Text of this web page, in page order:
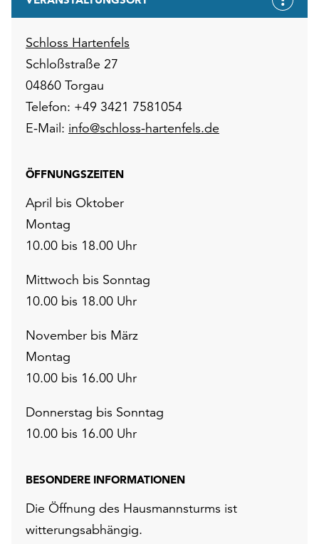
Schloss Hartenfels
Schloßstraße 27
04860 Torgau
Telefon: +49 3421 7581054
E-Mail: info@schloss-hartenfels.de
ÖFFNUNGSZEITEN
April bis Oktober
Montag
10.00 bis 18.00 Uhr
Mittwoch bis Sonntag
10.00 bis 18.00 Uhr
November bis März
Montag
10.00 bis 16.00 Uhr
Donnerstag bis Sonntag
10.00 bis 16.00 Uhr
BESONDERE INFORMATIONEN
Die Öffnung des Hausmannsturms ist
witterungsabhängig.